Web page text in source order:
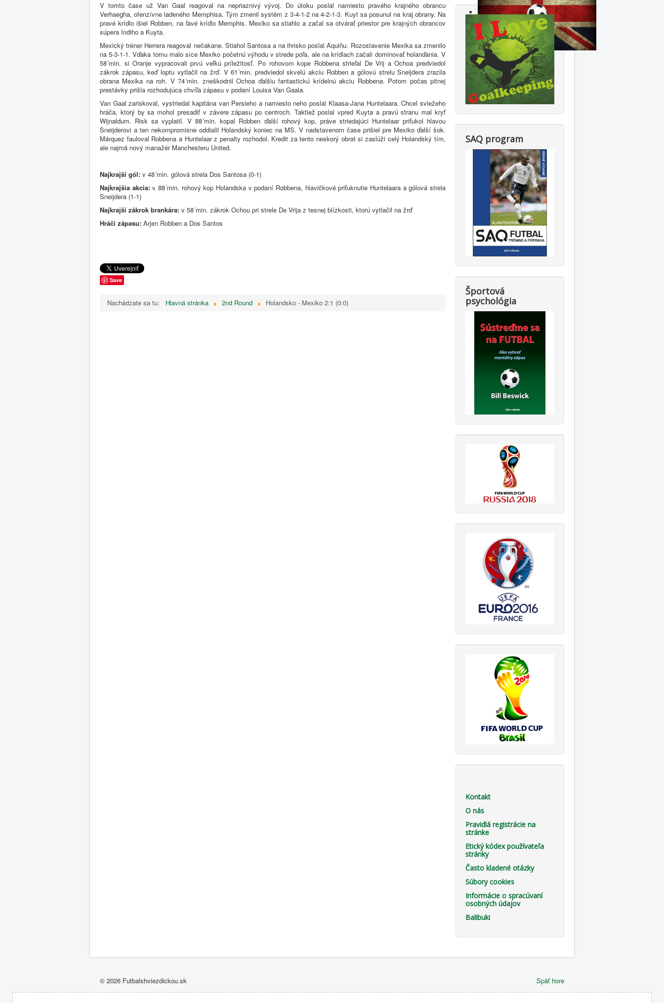
V tomto čase už Van Gaal reagoval na nepriaznivý vývoj. Do útoku poslal namiesto pravého krajného obrancu
Verhaegha, ofenzívne ladeného Memphisa. Tým zmenil systém z 3-4-1-2 na 4-2-1-3. Kuyt sa posunul na kraj obrany. Na
pravé krídlo išiel Robben, na ľavé krídlo Memphis. Mexiko sa stiahlo a začal sa otvárať priestor pre krajných obrancov
súpera Indiho a Kuyta.
Mexický tréner Herrera reagoval nečakane. Stiahol Santosa a na ihrisko poslal Aquiňu. Rozostavenie Mexika sa zmenilo
na 5-3-1-1. Vďaka tomu malo síce Mexiko početnú výhodu v strede poľa, ale na krídlach začali dominovať holanďania. V
58´min. si Oranje vypracovali prvú veľkú príležitosť. Po rohovom kope Robbena strieľal De Vrij a Ochoa predviedol
zákrok zápasu, keď loptu vytlačil na žrď. V 61´min. predviedol skvelú akciu Robben a gólovú strelu Sneijdera zrazila
obrana Mexika na roh. V 74´min. zneškodnil Ochoa ďalšiu fantastickú krídelnú akciu Robbena. Potom počas pitnej
prestávky prišla rozhodujúca chvíľa zápasu v podaní Louisa Van Gaala.
Van Gaal zariskoval, vystriedal kapitána van Persieho a namiesto neho poslal Klaasa-Jana Huntelaara. Chcel sviežeho
hráča, ktorý by sa mohol presadiť v závere zápasu po centroch. Taktiež poslal vpred Kuyta a pravú stranu mal kryť
Wijnaldum. Risk sa vyplatil. V 88´min. kopal Robben ďalší rohový kop, práve striedajúci Huntelaar priťukol hlavou
Sneijderovi a ten nekompromisne oddialil Holandský koniec na MS. V nadstavenom čase prišiel pre Mexiko ďalší šok.
Márquez fauloval Robbena a Huntelaar z penalty rozhodol. Kredit za tento neskorý obrat si zaslúži celý Holandský tím,
ale najmä nový manažér Manchesteru United.
Najkrajší gól: v 48´min. gólová strela Dos Santosa (0-1)
Najkrajšia akcia:v 88´min. rohový kop Holandska v podaní Robbena, hlavičkové priťuknutie Huntelaara a gólová strela
Sneijdera (1-1)
Najkrajší zákrok brankára: v 58´min. zákrok Ochou pri strele De Vrija z tesnej blízkosti, ktorú vytlačil na žrď
Hráči zápasu: Arjen Robben a Dos Santos
Save
Nachádzate sa tu: Hlavná stránka 2nd Round Holandsko - Mexiko 2:1 (0:0)
SAQ program
Športová
psychológia
Kontakt
O nás
Pravidlá registrácie na
stránke
Etický kódex používateľa
stránky
Často kladené otázky
Súbory cookies
Informácie o spracúvaní
osobných údajov
Balibuki
Späť hore
© 2026 Futbalshviezdickou.sk